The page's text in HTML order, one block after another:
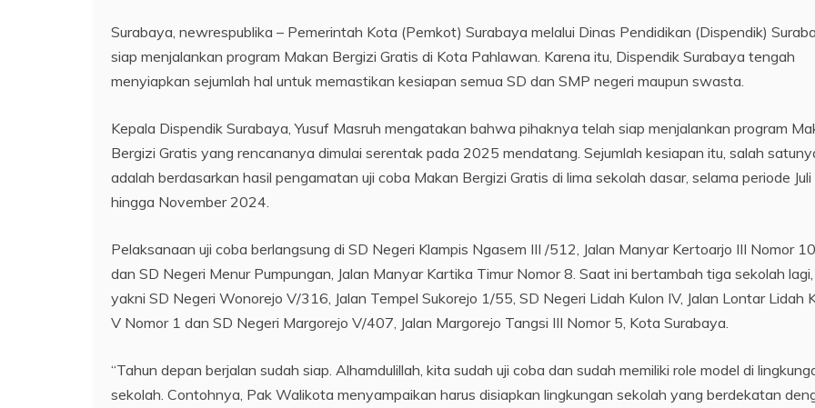
Surabaya, newrespublika – Pemerintah Kota (Pemkot) Surabaya melalui Dinas Pendidikan (Dispendik)
siap menjalankan program Makan Bergizi Gratis di Kota Pahlawan. Karena itu, Dispendik Surabaya tengah
menyiapkan sejumlah hal untuk memastikan kesiapan semua SD dan SMP negeri maupun swasta.
Kepala Dispendik Surabaya, Yusuf Masruh mengatakan bahwa pihaknya telah siap menjalankan program
Bergizi Gratis yang rencananya dimulai serentak pada 2025 mendatang. Sejumlah kesiapan itu, salah
adalah berdasarkan hasil pengamatan uji coba Makan Bergizi Gratis di lima sekolah dasar, selama periode Juli
hingga November 2024.
Pelaksanaan uji coba berlangsung di SD Negeri Klampis Ngasem III /512, Jalan Manyar Kertoarjo III Nomor
dan SD Negeri Menur Pumpungan, Jalan Manyar Kartika Timur Nomor 8. Saat ini bertambah tiga sekolah lagi,
yakni SD Negeri Wonorejo V/316, Jalan Tempel Sukorejo 1/55, SD Negeri Lidah Kulon IV, Jalan Lontar Lidah
V Nomor 1 dan SD Negeri Margorejo V/407, Jalan Margorejo Tangsi III Nomor 5, Kota Surabaya.
“Tahun depan berjalan sudah siap. Alhamdulillah, kita sudah uji coba dan sudah memiliki role model di
sekolah. Contohnya, Pak Walikota menyampaikan harus disiapkan lingkungan sekolah yang berdekatan